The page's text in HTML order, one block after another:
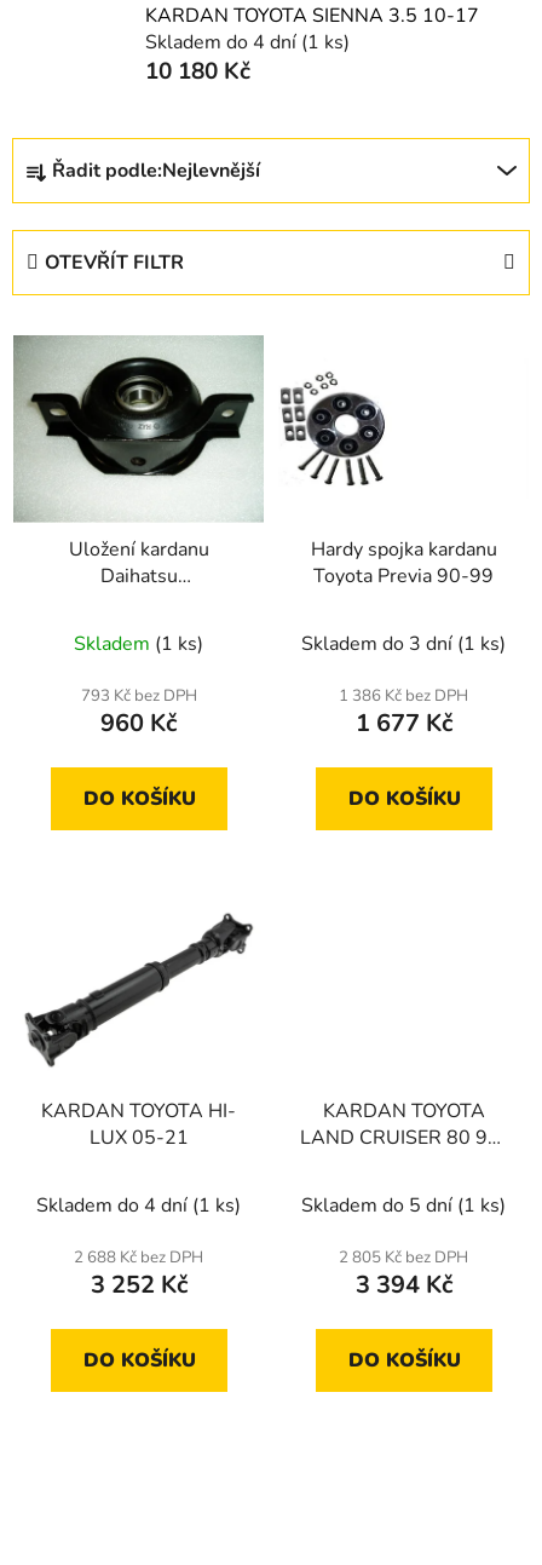
KARDAN TOYOTA SIENNA 3.5 10-17
Skladem do 4 dní (1 ks)
10 180 Kč
Ř
z
p
o
k
t
Řadit podle:Nejlevnější
OTEVŘÍT FILTR
V
p
p
r
Uložení kardanu
Daihatsu
Action,Kyron,Rexton
Skladem (1 ks)
793 Kč bez DPH
960 Kč
DO KOŠÍKU
Hardy spojka kardanu
Toyota Previa 90-99
Skladem do 3 dní (1 ks)
1 386 Kč bez DPH
1 677 Kč
DO KOŠÍKU
KARDAN TOYOTA HI-
LUX 05-21
Skladem do 4 dní (1 ks)
2 688 Kč bez DPH
3 252 Kč
DO KOŠÍKU
KARDAN TOYOTA
LAND CRUISER 80 90-
Skladem do 5 dní (1 ks)
2 805 Kč bez DPH
3 394 Kč
DO KOŠÍKU